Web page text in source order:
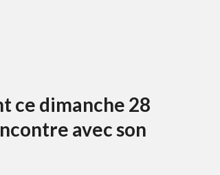
ce dimanche 28
avec son